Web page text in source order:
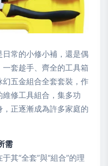
常的小修小補，還是偶
套趁手、齊全的工具箱
五金組合全套套裝，作
修工具組合，集多功
正逐漸成為許多家庭的
需
其“全套”與“組合”的理